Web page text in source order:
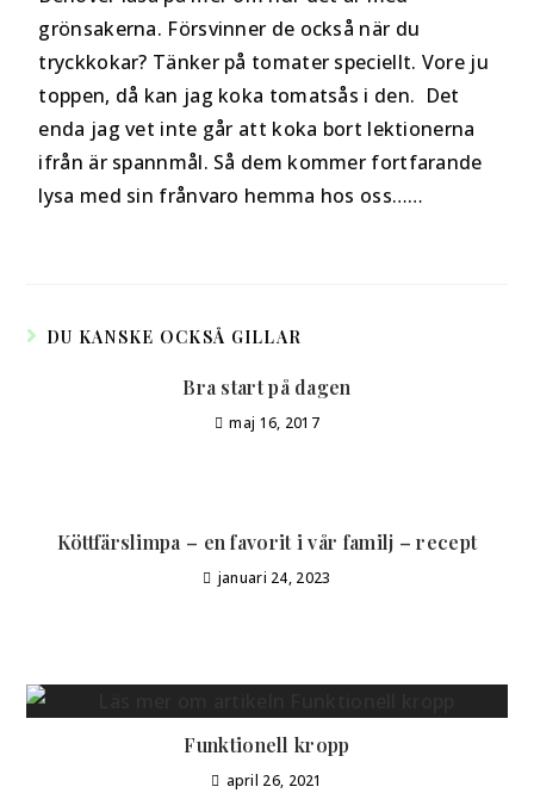
grönsakerna. Försvinner de också när du
tryckkokar? Tänker på tomater speciellt. Vore ju
toppen, då kan jag koka tomatsås i den. Det
enda jag vet inte går att koka bort lektionerna
ifrån är spannmål. Så dem kommer fortfarande
lysa med sin frånvaro hemma hos oss……
DU KANSKE OCKSÅ GILLAR
Bra start på dagen
maj 16, 2017
Köttfärslimpa – en favorit i vår familj – recept
januari 24, 2023
Funktionell kropp
april 26, 2021